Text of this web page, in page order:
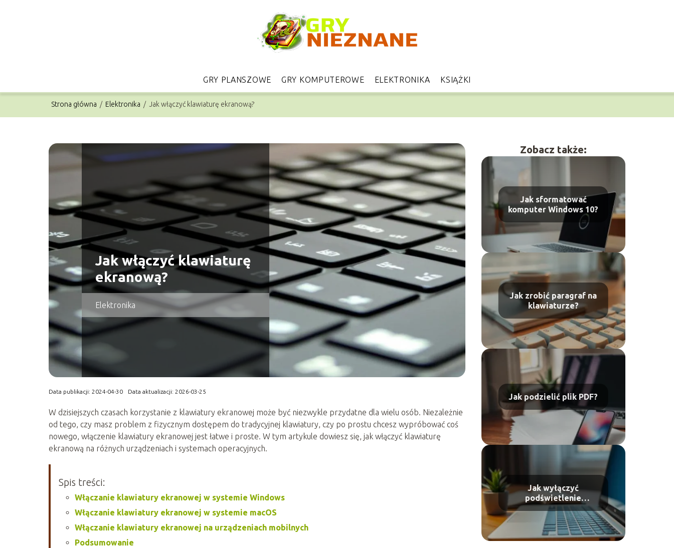
GRY PLANSZOWE GRY KOMPUTEROWE ELEKTRONIKA KSIĄŻKI
Strona główna / Elektronika / Jak włączyć klawiaturę ekranową?
Jak włączyć klawiaturę
ekranową?
Elektronika
Data publikacji: 2024-04-30 Data aktualizacji: 2026-03-25
W dzisiejszych czasach korzystanie z klawiatury ekranowej może być niezwykle przydatne dla wielu osób. Niezależnie
od tego, czy masz problem z fizycznym dostępem do tradycyjnej klawiatury, czy po prostu chcesz wypróbować coś
nowego, włączenie klawiatury ekranowej jest łatwe i proste. W tym artykule dowiesz się, jak włączyć klawiaturę
ekranową na różnych urządzeniach i systemach operacyjnych.
Spis treści:
Włączanie klawiatury ekranowej w systemie Windows
Włączanie klawiatury ekranowej w systemie macOS
Włączanie klawiatury ekranowej na urządzeniach mobilnych
Podsumowanie
Zobacz także:
Jak sformatować
komputer Windows 10?
Jak zrobić paragraf na
klawiaturze?
Jak podzielić plik PDF?
Jak wyłączyć
podświetlenie
klawiatury?